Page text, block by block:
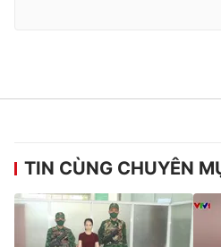
TIN CÙNG CHUYÊN